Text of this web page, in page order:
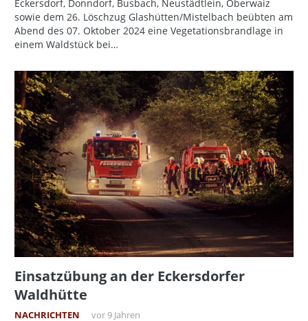
Eckersdorf, Donndorf, Busbach, Neustädtlein, Oberwaiz
sowie dem 26. Löschzug Glashütten/Mistelbach beübten am
Abend des 07. Oktober 2024 eine Vegetationsbrandlage in
einem Waldstück bei…
Einsatzübung an der Eckersdorfer
Waldhütte
NACHRICHTEN vor 9 Jahren